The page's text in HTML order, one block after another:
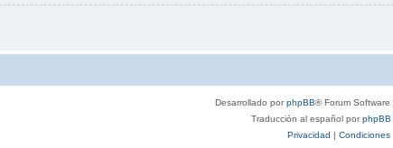
Desarrollado porphpBB® Forum
Traducción al español porphpBB
Privacidad | Condiciones